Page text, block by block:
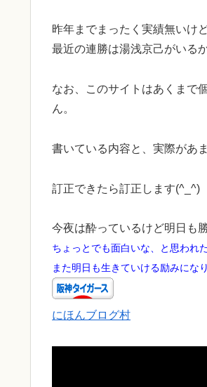
昨年までまったく実績無いけ
最近の連勝は湯浅京己がいる
なお、このサイトはあくまで
ん。
書いている内容と、実際があ
訂正できたら訂正します(^_^)
今夜は酔っているけど明日も
ちょっとでも面白いな、と思われ
また明日も生きていける励みにな
にほんブログ村